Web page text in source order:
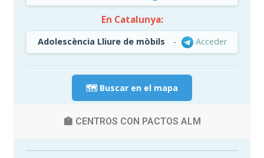
En Catalunya:
Adolescència Lliure de mòbils - Acceder
🗺️ Buscar en el mapa
🏫 CENTROS CON PACTOS ALM